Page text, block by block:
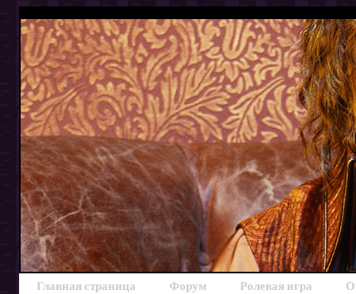
Главная страница Форум Ролевая игра